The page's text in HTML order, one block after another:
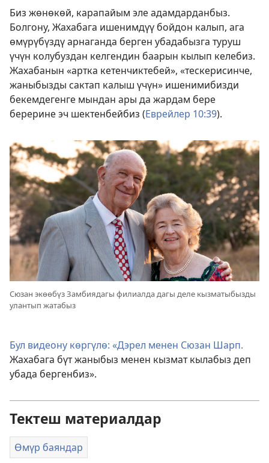
Биз жөнөкөй, карапайым эле адамдарданбыз.
Болгону, Жахабага ишенимдүү бойдон калып, ага
өмүрүбүздү арнаганда берген убадабызга туруш
үчүн колубуздан келгендин баарын кылып келебиз.
Жахабанын «артка кетенчиктебей», «тескерисинче,
жаныбызды сактап калыш үчүн» ишенимибизди
бекемдегенге мындан ары да жардам бере
берерине эч шектенбейбиз (Еврейлер 10:39).
Сюзан экөөбүз Замбиядагы филиалда дагы деле кызматыбызды
улантып жатабыз
Бул видеону көргүлө: «Дэрел менен Сюзан Шарп.
Жахабага бүт жаныбыз менен кызмат кылабыз деп
убада бергенбиз».
Тектеш материалдар
Өмүр баяндар